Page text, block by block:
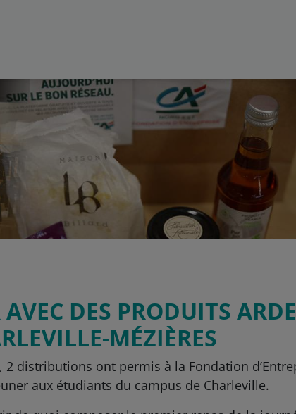
AVEC DES PRODUITS
MÉZIÈRES
2 distributions ont permis à la Fondation
aux étudiants du campus de Charleville.